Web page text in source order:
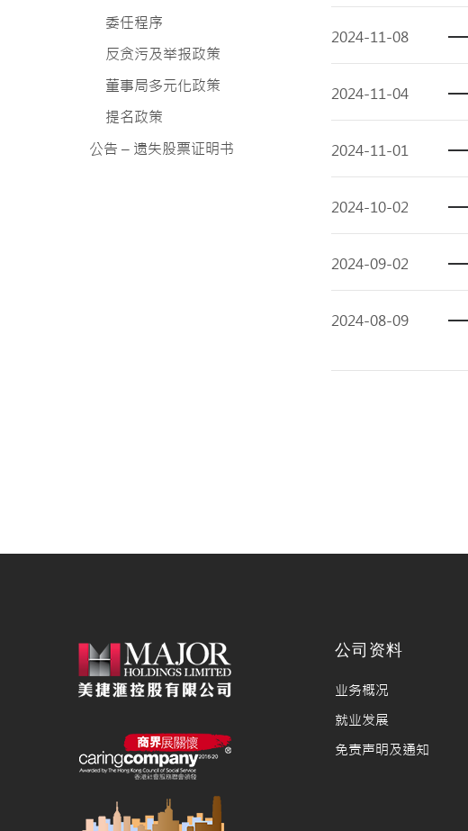
委任程序
反贪污及举报政策
董事局多元化政策
提名政策
公告 – 遗失股票证明书
2024-11-08
2024-11-04
2024-11-01
2024-10-02
2024-09-02
2024-08-09
公司资料
业务概况
就业发展
免责声明及通知